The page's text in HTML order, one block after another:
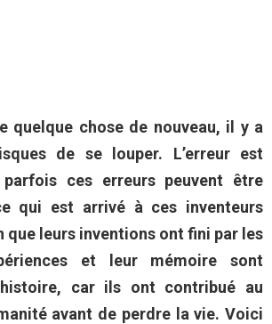
quelque chose de nouveau, il y a
de se louper. L’erreur est
parfois ces erreurs peuvent être
qui est arrivé à ces inventeurs
que leurs inventions ont fini par les
et leur mémoire sont
car ils ont contribué au
avant de perdre la vie. Voici